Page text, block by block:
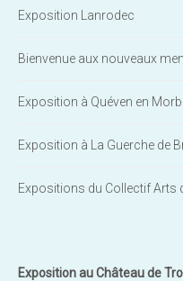
Exposition Lanrodec
Bienvenue aux nouveaux
Exposition à Quéven en
Exposition à La Guerche de
Expositions du Collectif Arts
Exposition au Château de